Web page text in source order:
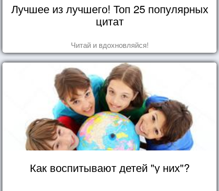
Лучшее из лучшего! Топ 25 популярных
цитат
Читай и вдохновляйся!
Как воспитывают детей "у них"?